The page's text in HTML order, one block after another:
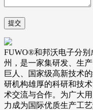
提交
FUWO®和邦沃电子分别
州，是一家集研发、生
巨人、国家级高新技术
研机构雄厚的科研和技
术交流与合作。为广大
力成为国际优质生产工艺